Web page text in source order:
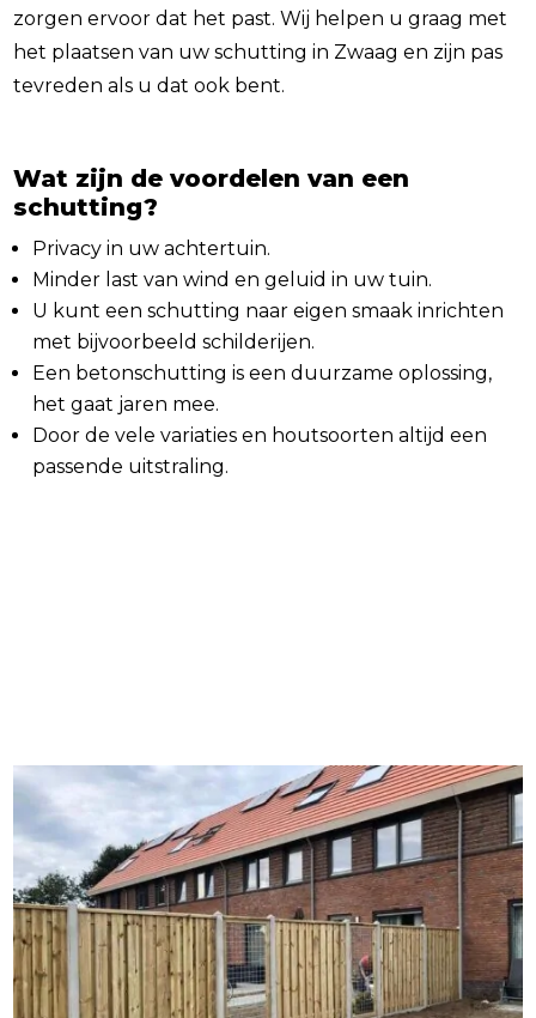
zorgen ervoor dat het past. Wij helpen u graag met
het plaatsen van uw schutting in Zwaag en zijn pas
tevreden als u dat ook bent.
Wat zijn de voordelen van een
schutting?
Privacy in uw achtertuin.
Minder last van wind en geluid in uw tuin.
U kunt een schutting naar eigen smaak inrichten
met bijvoorbeeld schilderijen.
Een betonschutting is een duurzame oplossing,
het gaat jaren mee.
Door de vele variaties en houtsoorten altijd een
passende uitstraling.